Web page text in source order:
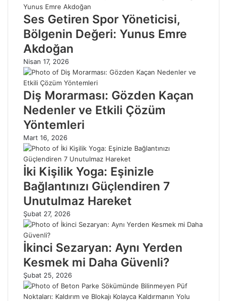
Ses Getiren Spor Yöneticisi,
Bölgenin Değeri: Yunus Emre
Akdoğan
Nisan 17, 2026
Diş Morarması: Gözden Kaçan
Nedenler ve Etkili Çözüm
Yöntemleri
Mart 16, 2026
İki Kişilik Yoga: Eşinizle
Bağlantınızı Güçlendiren 7
Unutulmaz Hareket
Şubat 27, 2026
İkinci Sezaryan: Aynı Yerden
Kesmek mi Daha Güvenli?
Şubat 25, 2026